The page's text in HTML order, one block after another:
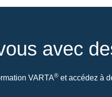
avec
VARTA® et accédez à